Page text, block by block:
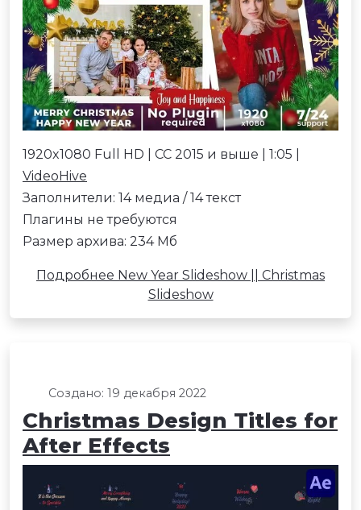
1920x1080 Full HD | CC 2015 и выше | 1:05 |
VideoHive
Заполнители: 14 медиа / 14 текст
Плагины не требуются
Размер архива: 234 Мб
Подробнее New Year Slideshow || Christmas
Slideshow
Создано: 19 декабря 2022
Christmas Design Titles for
After Effects